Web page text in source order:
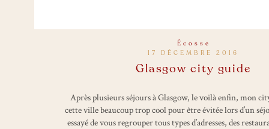
Après plusieurs séjours à Glasgow, le voilà enfin, mon
cette ville beaucoup trop cool pour être évitée lors d’un
essayé de vous regrouper tous types d’adresses, des
17 DÉCEMBRE 2016
Glasgow city guide
Écosse